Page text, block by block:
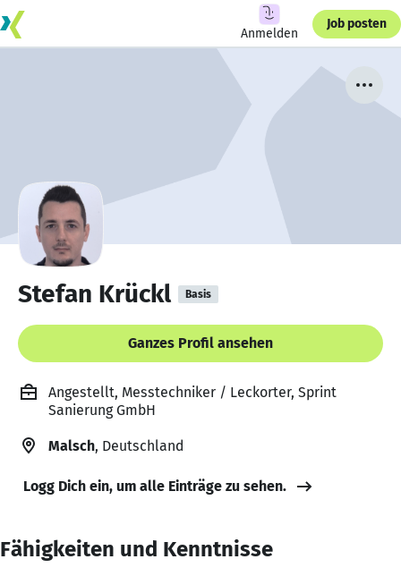
Anmelden
Job posten
Stefan Krückl Basis
Ganzes Profil ansehen
Angestellt, Messtechniker / Leckorter, Sprint
Sanierung GmbH
Malsch, Deutschland
Logg Dich ein, um alle Einträge zu sehen.
Fähigkeiten und Kenntnisse